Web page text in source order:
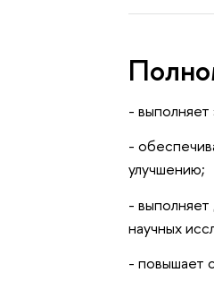
-
-
улучшению;
-
научных
- повышает